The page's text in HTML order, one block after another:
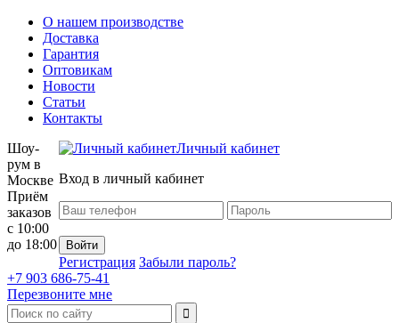
О нашем производстве
Доставка
Гарантия
Оптовикам
Новости
Статьи
Контакты
Личный кабинет
Вход в личный кабинет
Регистрация Забыли пароль?
Шоу-
рум в
Москве
Приём
заказов
с 10:00
до 18:00
+7 903 686-75-41
Перезвоните мне